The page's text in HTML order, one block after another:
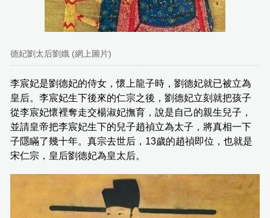
德妃劉太后劉娥 (網上圖片)
李宸妃是劉德妃的侍女，懷上龍子時，劉德妃就已被立為
皇后。李宸妃生下後來的仁宗之後，劉德妃立刻就把孩子
從李宸妃懷裡奪走交楊淑妃撫育，說是自己的親生兒子，
並請皇帝把李宸妃生下的兒子趙禎立為太子，將真相一下
子隱瞞了幾十年。真宗去世后，13歲的趙禎即位，也就是
宋仁宗，皇后劉德妃為皇太后。